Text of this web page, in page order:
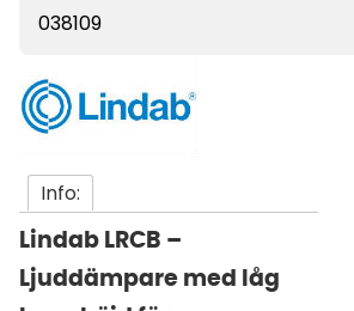
038109
Info:
Lindab LRCB –
Ljuddämpare med låg